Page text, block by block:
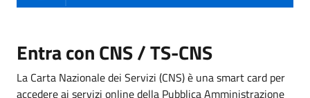
Entra con CNS / TS-CNS
La Carta Nazionale dei Servizi (CNS) è una smart card per
accedere ai servizi online della Pubblica Amministrazione